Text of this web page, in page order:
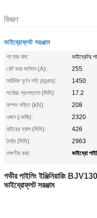
বিবরণ
ভাইব্রোফ্লট সরঞ্জাম
পণ্যের নাম:
ভাইব্রেটর
রেট করা বর্তমান (A):
255
সর্বাধিক ঘূর্ণন গতি (rpm):
1450
সর্বোচ্চ প্রশস্ততা (মিমি):
17.2
কম্পন শক্তি (kN):
208
ওজন (কেজি):
2320
বাইরের ব্যাস (মিমি):
426
দৈর্ঘ্য (মিমি):
2963
লক্ষণীয় করা:
ভাইব্রো
গভীর পাইলিং ইঞ্জিনিয়ারিং
ভাইব্রোফ্লট সরঞ্জাম